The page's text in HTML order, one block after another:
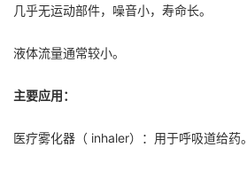
几乎无运动部件，噪音小，寿命长。
液体流量通常较小。
主要应用：
医疗雾化器（ inhaler）：用于呼吸道给药。